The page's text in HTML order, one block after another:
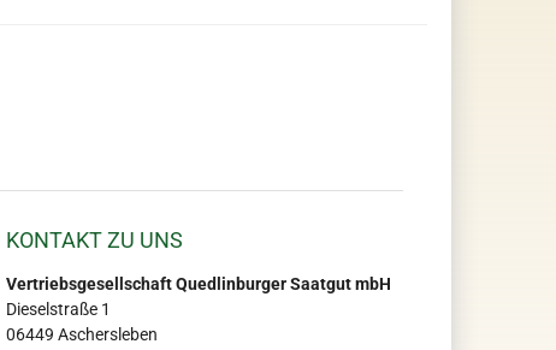
KONTAKT ZU UNS
Vertriebsgesellschaft Quedlinburger Saatgut mbH
Dieselstraße 1
06449 Aschersleben